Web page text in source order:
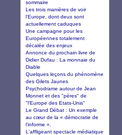
sommaire
Les trois manières de voir
l’Europe, dont deux sont
actuellement caduques
Une campagne pour les
Européennes totalement
décalée des enjeux
Annonce du prochain livre de
Didier Dufau : La monnaie du
Diable
Quelques leçons du phénomène
des Gilets Jaunes
Psychodrame autour de Jean
Monnet et des "pères" de
"l'Europe des Etats-Unis"
Le Grand Débat : Un exemple
au cœur de la « démocratie de
l’informe ».
L'affligeant spectacle médiatique